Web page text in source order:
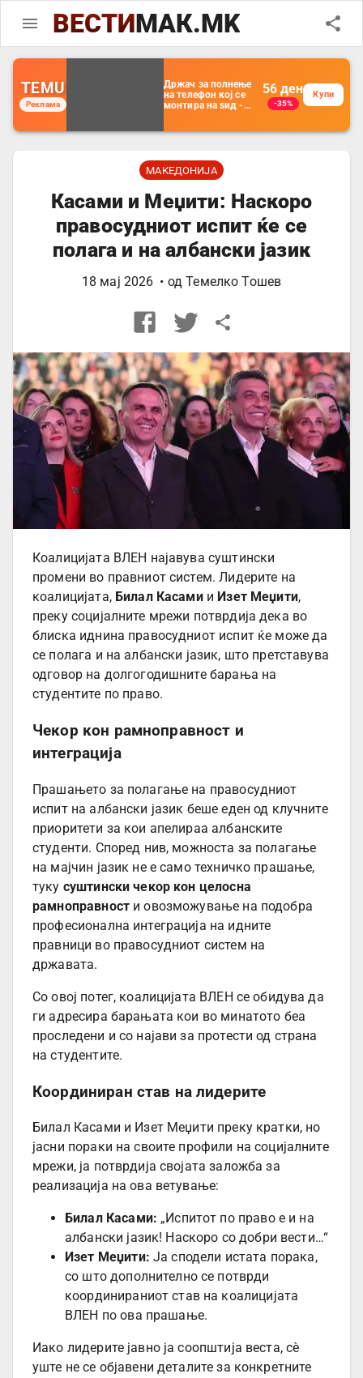
ВЕСТИМАК.MK
TEMU
Реклама
Држач за полнење
на телефон кој се
монтира на ѕид -
организатор за
далечински
управувач
56 ден
-35%
Купи
МАКЕДОНИЈА
Касами и Меџити: Наскоро
правосудниот испит ќе се
полага и на албански јазик
18 мај 2026 • одТемелко Тошев
Коалицијата ВЛЕН најавува суштински
промени во правниот систем. Лидерите на
коалицијата, Билал Касамии Изет Меџити,
преку социјалните мрежи потврдија дека во
блиска иднина правосудниот испит ќе може да
се полага и на албански јазик, што претставува
одговор на долгогодишните барања на
студентите по право.
Чекор кон рамноправност и
интеграција
Прашањето за полагање на правосудниот
испит на албански јазик беше еден од клучните
приоритети за кои апелираа албанските
студенти. Според нив, можноста за полагање
на мајчин јазик не е само техничко прашање,
туку суштински чекор кон целосна
рамноправности овозможување на подобра
професионална интеграција на идните
правници во правосудниот систем на
државата.
Со овој потег, коалицијата ВЛЕН се обидува да
ги адресира барањата кои во минатото беа
проследени и со најави за протести од страна
на студентите.
Координиран став на лидерите
Билал Касами и Изет Меџити преку кратки, но
јасни пораки на своите профили на социјалните
мрежи, ја потврдија својата заложба за
реализација на ова ветување:
Билал Касами: „Испитот по право е и на
албански јазик! Наскоро со добри вести…“
Изет Меџити: Ја сподели истата порака,
со што дополнително се потврди
координираниот став на коалицијата
ВЛЕН по ова прашање.
Иако лидерите јавно ја соопштија веста, сè
уште не се објавени деталите за конкретните